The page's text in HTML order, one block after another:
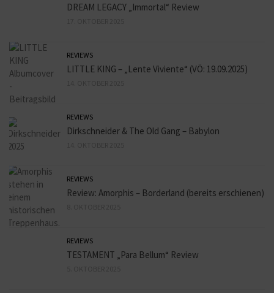
DREAM LEGACY „Immortal“ Review
REVIEWS
LITTLE KING – „Lente Viviente“ (VÖ: 19.09.2025)
REVIEWS
Dirkschneider & The Old Gang – Babylon
REVIEWS
Review: Amorphis – Borderland (bereits erschienen)
REVIEWS
TESTAMENT „Para Bellum“ Review